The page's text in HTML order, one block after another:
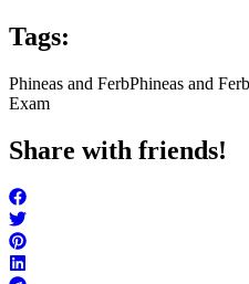
Tags:
Phineas and FerbPhineas and
Exam
Share with friends!